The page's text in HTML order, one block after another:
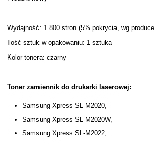
Wydajność: 1 800 stron (5% pokrycia, wg
Ilość sztuk w opakowaniu: 1 sztuka
Kolor tonera: czarny
Toner zamiennik do drukarki laserowej:
Samsung Xpress SL-M2020,
Samsung Xpress SL-M2020W,
Samsung Xpress SL-M2022,